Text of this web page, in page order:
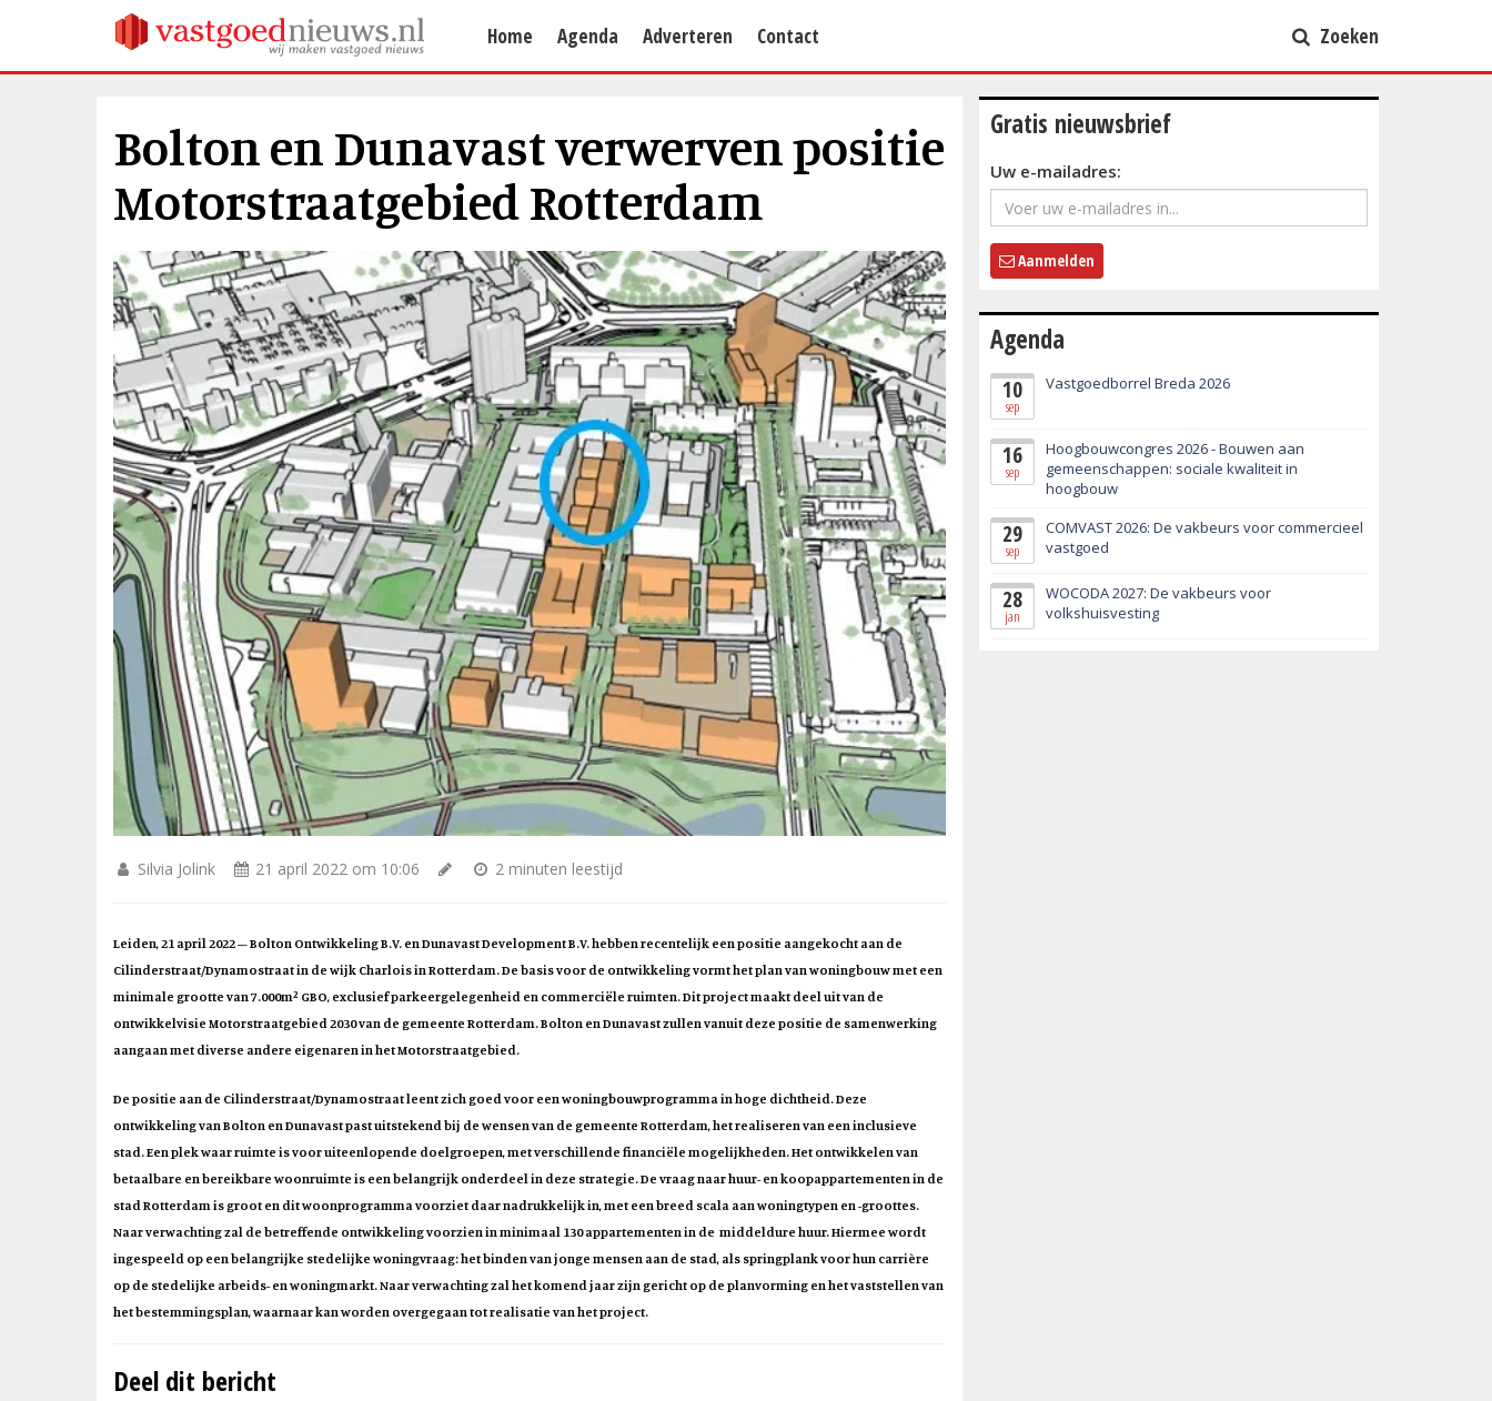
Home Agenda Adverteren Contact Zoeken
Bolton en Dunavast verwerven positie
Motorstraatgebied Rotterdam
Silvia Jolink 21 april 2022 om 10:06 2 minuten leestijd
Leiden, 21 april 2022 – Bolton Ontwikkeling B.V. en Dunavast Development B.V. hebben recentelijk een positie aangekocht aan de
Cilinderstraat/Dynamostraat in de wijk Charlois in Rotterdam. De basis voor de ontwikkeling vormt het plan van woningbouw met een
minimale grootte van 7.000m² GBO, exclusief parkeergelegenheid en commerciële ruimten. Dit project maakt deel uit van de
ontwikkelvisie Motorstraatgebied 2030 van de gemeente Rotterdam. Bolton en Dunavast zullen vanuit deze positie de samenwerking
aangaan met diverse andere eigenaren in het Motorstraatgebied.
De positie aan de Cilinderstraat/Dynamostraat leent zich goed voor een woningbouwprogramma in hoge dichtheid. Deze
ontwikkeling van Bolton en Dunavast past uitstekend bij de wensen van de gemeente Rotterdam, het realiseren van een inclusieve
stad. Een plek waar ruimte is voor uiteenlopende doelgroepen, met verschillende financiële mogelijkheden. Het ontwikkelen van
betaalbare en bereikbare woonruimte is een belangrijk onderdeel in deze strategie. De vraag naar huur- en koopappartementen in de
stad Rotterdam is groot en dit woonprogramma voorziet daar nadrukkelijk in, met een breed scala aan woningtypen en -groottes.
Naar verwachting zal de betreffende ontwikkeling voorzien in minimaal 130 appartementen in de middeldure huur. Hiermee wordt
ingespeeld op een belangrijke stedelijke woningvraag: het binden van jonge mensen aan de stad, als springplank voor hun carrière
op de stedelijke arbeids- en woningmarkt. Naar verwachting zal het komend jaar zijn gericht op de planvorming en het vaststellen van
het bestemmingsplan, waarnaar kan worden overgegaan tot realisatie van het project.
Deel dit bericht
Gratis nieuwsbrief
Uw e-mailadres:
Aanmelden
Agenda
10
sep
Vastgoedborrel Breda 2026
16
sep
Hoogbouwcongres 2026 - Bouwen aan
gemeenschappen: sociale kwaliteit in
hoogbouw
29
sep
COMVAST 2026: De vakbeurs voor commercieel
vastgoed
28
jan
WOCODA 2027: De vakbeurs voor
volkshuisvesting